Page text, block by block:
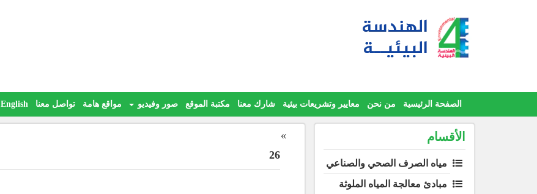
الصفحة الرئيسية من نحن معايير وتشريعات بيئية شارك معنا مكتبة الموقع صور وفيديو مواقع هامة تواصل معنا English
الأقسام
مياه الصرف الصحي والصناعي
مبادئ معالجة المياه الملوثة
»
26